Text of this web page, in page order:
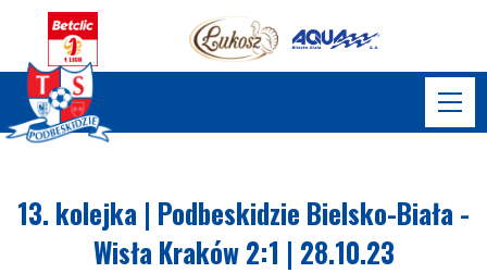
13. kolejka | Podbeskidzie Bielsko-Biała -
Wisła Kraków 2:1 | 28.10.23